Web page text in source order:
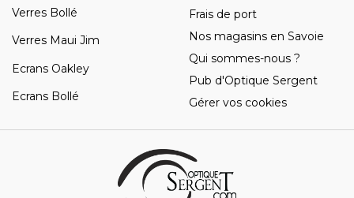
Verres Bollé
Verres Maui Jim
Ecrans Oakley
Ecrans Bollé
Frais de port
Nos magasins en Savoie
Qui sommes-nous ?
Pub d'Optique Sergent
Gérer vos cookies